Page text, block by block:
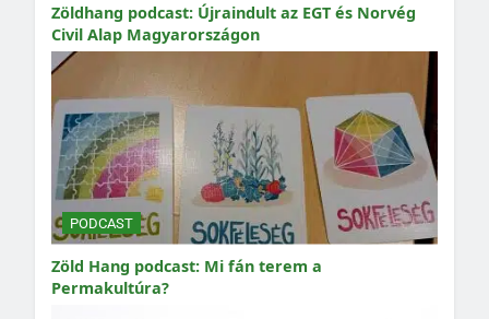
Zöldhang podcast: Újraindult az EGT és Norvég
Civil Alap Magyarországon
PODCAST
Zöld Hang podcast: Mi fán terem a
Permakultúra?